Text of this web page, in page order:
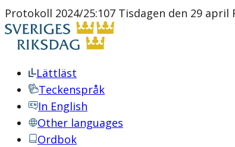
Protokoll 2024/25:107 Tisdagen den 29
Lättläst
Teckenspråk
In English
Other languages
Ordbok